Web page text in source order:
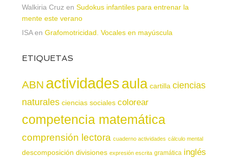
Walkiria Cruz en Sudokus infantiles para entrenar la
mente este verano
ISAen Grafomotricidad. Vocales en mayúscula
ETIQUETAS
ABN actividadesaula cartilla ciencias
naturales ciencias sociales colorear
competencia matemática
comprensión lectora cuaderno actividades cálculo mental
descomposición divisiones expresión escrita gramática inglés